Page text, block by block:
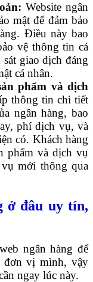
Website ngân
mật để đảm bảo
Điều này bao
vệ thông tin cá
giao dịch đáng
cá nhân.
phẩm và dịch
thông tin chi tiết
ngân hàng, bao
phí dịch vụ, và
có. Khách hàng
phẩm và dịch vụ
mới thông qua
ở đâu uy tín,
ngân hàng để
đơn vị mình, vậy
ngay lúc này.